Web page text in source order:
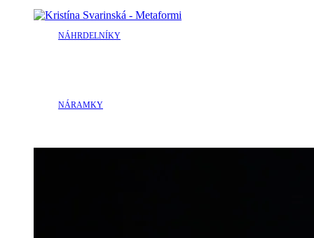
NÁHRDELNÍKY
NÁRAMKY